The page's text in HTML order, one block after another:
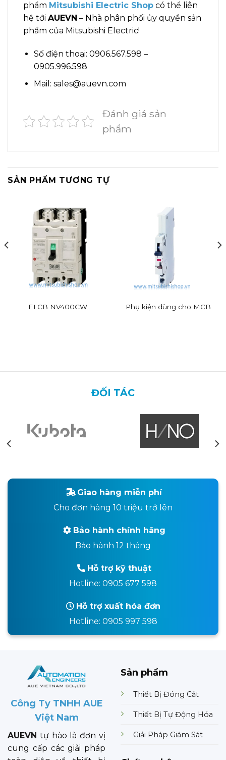
phẩm Mitsubishi Electric Shop có thể liên
hệ tới AUEVN – Nhà phân phối ủy quyền sản
phẩm của Mitsubishi Electric!
Số điện thoại: 0906.567.598 –
0905.996.598
Mail: sales@auevn.com
Đánh giá sản
phẩm
SẢN PHẨM TƯƠNG TỰ
ELCB NV400CW Phụ kiện dùng cho MCB
ĐỐI TÁC
Giao hàng miễn phí
Cho đơn hàng 10 triệu trở lên
Bảo hành chính hãng
Bảo hành 12 tháng
Hỗ trợ kỹ thuật
Hotline: 0905 677 598
Hỗ trợ xuất hóa đơn
Hotline: 0905 997 598
Công Ty TNHH AUE
Việt Nam
AUEVN tự hào là đơn vị
cung cấp các giải pháp
Sản phẩm
Thiết Bị Đóng Cắt
Thiết Bị Tự Động Hóa
Giải Pháp Giám Sát